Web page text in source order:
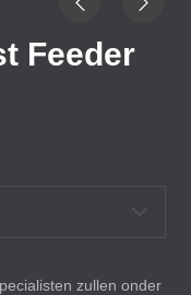
Feeder
zullen onder